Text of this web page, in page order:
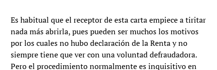
Es habitual que el receptor de esta carta empiece a tiritar
nada más abrirla, pues pueden ser muchos los motivos
por los cuales no hubo declaración de la Renta y no
siempre tiene que ver con una voluntad defraudadora.
Pero el procedimiento normalmente es inquisitivo en